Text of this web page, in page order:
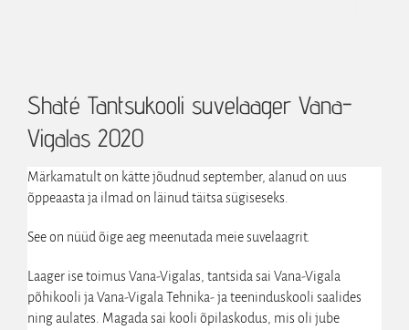
Shaté Tantsukooli suvelaager Vana-
Vigalas 2020
Märkamatult on kätte jõudnud september, alanud on uus
õppeaasta ja ilmad on läinud täitsa sügiseseks.
See on nüüd õige aeg meenutada meie suvelaagrit.
Laager ise toimus Vana-Vigalas, tantsida sai Vana-Vigala
põhikooli ja Vana-Vigala Tehnika- ja teeninduskooli saalides
ning aulates. Magada sai kooli õpilaskodus, mis oli jube